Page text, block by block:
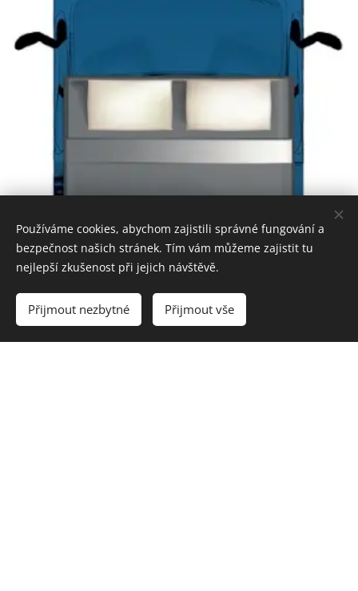
Používáme cookies, abychom zajistili správné fungování a
bezpečnost našich stránek. Tím vám můžeme zajistit tu
nejlepší zkušenost při jejich návštěvě.
Přijmout nezbytné Přijmout vše